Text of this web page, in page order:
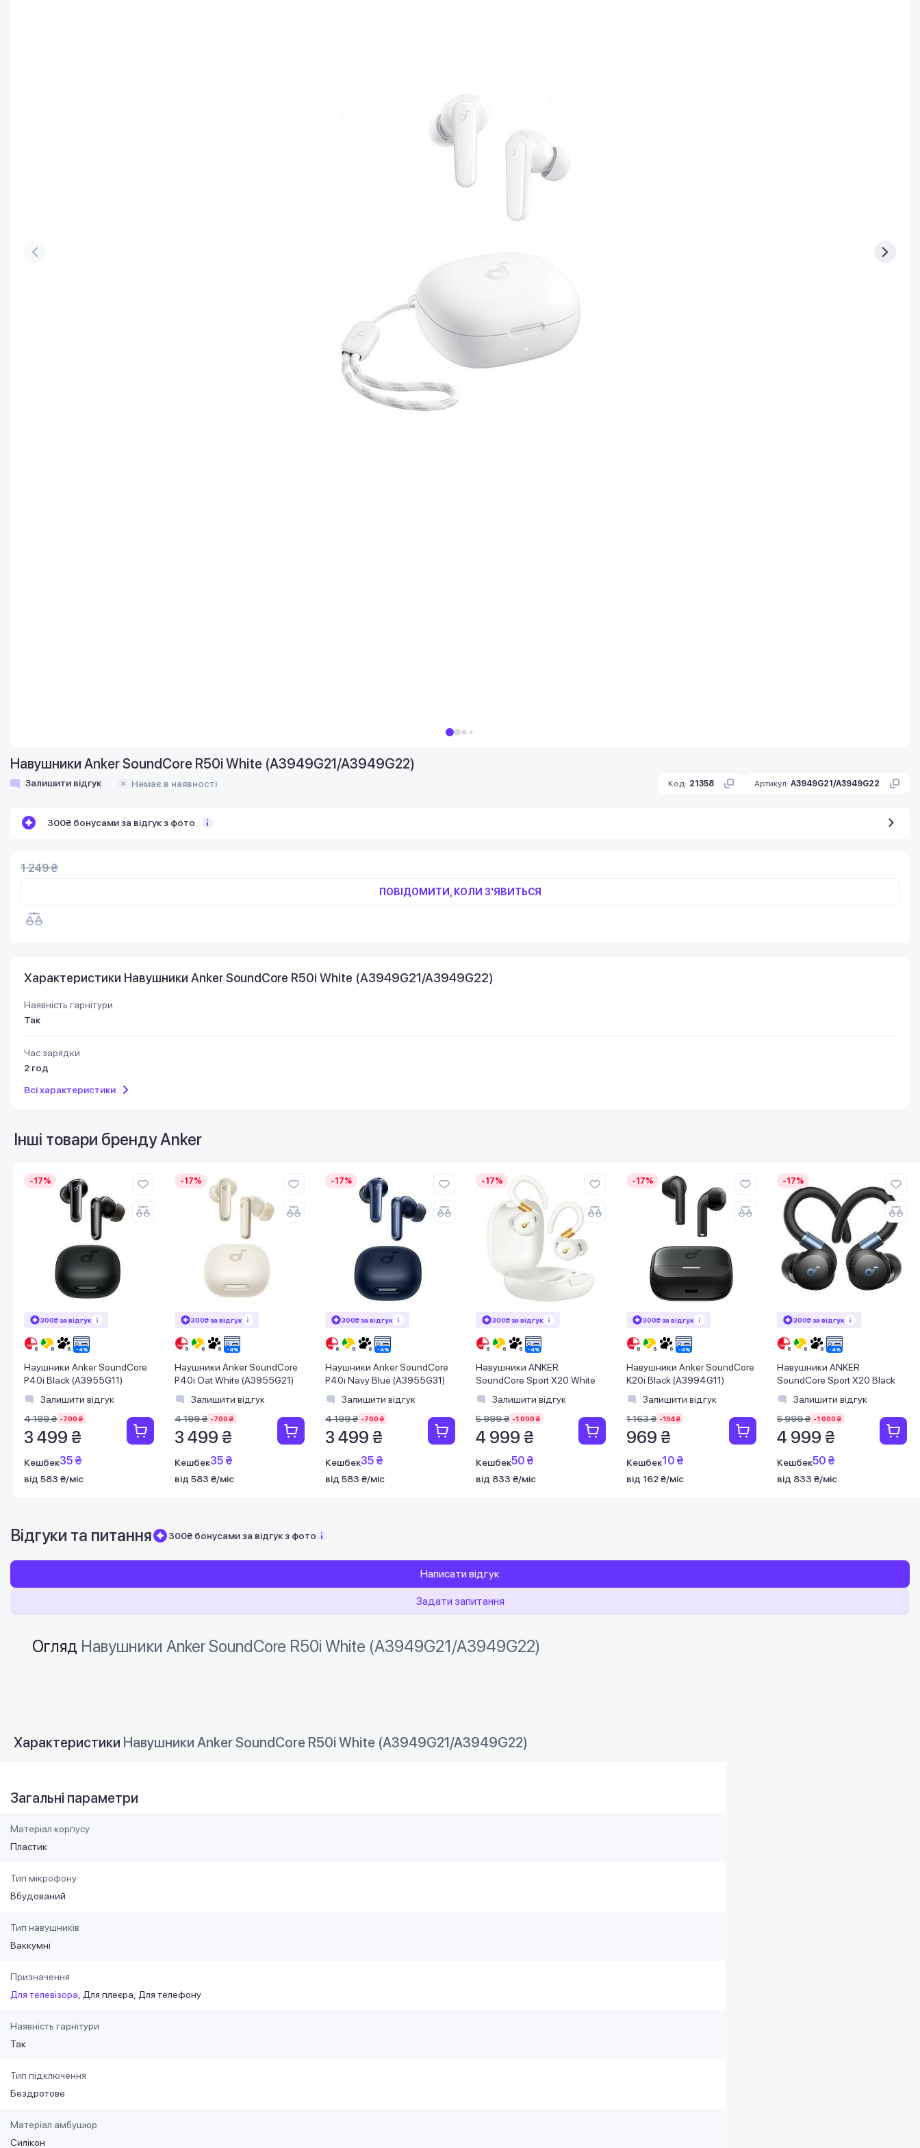
Навушники Anker SoundCore R50i White (A3949G21/A3949G22)
Залишити відгук Немає в наявності Код: 21358 Артикул: A3949G21/A3949G22
300₴ бонусами за відгук з фото
1 249 ₴
ПОВІДОМИТИ, КОЛИ З'ЯВИТЬСЯ
Характеристики Навушники Anker SoundCore R50i White (A3949G21/A3949G22)
Наявність гарнітури
Так
Час зарядки
2 год
Всі характеристики
Інші товари брендуAnker
-17%
300₴ за відгук
Наушники Anker SoundCore
P40i Black (A3955G11)
Залишити відгук
4 199 ₴ -700 ₴
3 499 ₴
Кешбек35 ₴
від 583 ₴/міс
-17%
300₴ за відгук
Наушники Anker SoundCore
P40i Oat White (A3955G21)
Залишити відгук
4 199 ₴ -700 ₴
3 499 ₴
Кешбек35 ₴
від 583 ₴/міс
-17%
300₴ за відгук
Наушники Anker SoundCore
P40i Navy Blue (A3955G31)
Залишити відгук
4 199 ₴ -700 ₴
3 499 ₴
Кешбек35 ₴
від 583 ₴/міс
-17%
300₴ за відгук
Навушники ANKER
SoundСore Sport X20 White
Залишити відгук
5 999 ₴ -1 000 ₴
4 999 ₴
Кешбек50 ₴
від 833 ₴/міс
-17%
300₴ за відгук
Навушники Anker SoundCore
K20i Black (A3994G11)
Залишити відгук
1 163 ₴ -194 ₴
969 ₴
Кешбек10 ₴
від 162 ₴/міс
-17%
300₴ за відгук
Навушники ANKER
SoundСore Sport X20 Black
Залишити відгук
5 999 ₴ -1 000 ₴
4 999 ₴
Кешбек50 ₴
від 833 ₴/міс
Відгуки та питання 300₴ бонусами за відгук з фото
Написати відгук
Задати запитання
Огляд Навушники Anker SoundCore R50i White (A3949G21/A3949G22)
Характеристики Навушники Anker SoundCore R50i White (A3949G21/A3949G22)
Загальні параметри
Матеріал корпусу
Пластик
Тип мікрофону
Вбудований
Тип навушників
Ваккумні
Призначення
Для телевізора
Для плеєра Для телефону
Наявність гарнітури
Так
Тип підключення
Бездротове
Матеріал амбушюр
Силікон